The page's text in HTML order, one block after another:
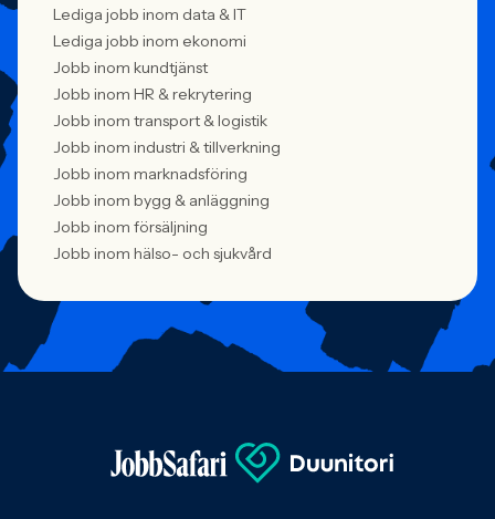
Lediga jobb inom data & IT
Lediga jobb inom ekonomi
Jobb inom kundtjänst
Jobb inom HR & rekrytering
Jobb inom transport & logistik
Jobb inom industri & tillverkning
Jobb inom marknadsföring
Jobb inom bygg & anläggning
Jobb inom försäljning
Jobb inom hälso- och sjukvård